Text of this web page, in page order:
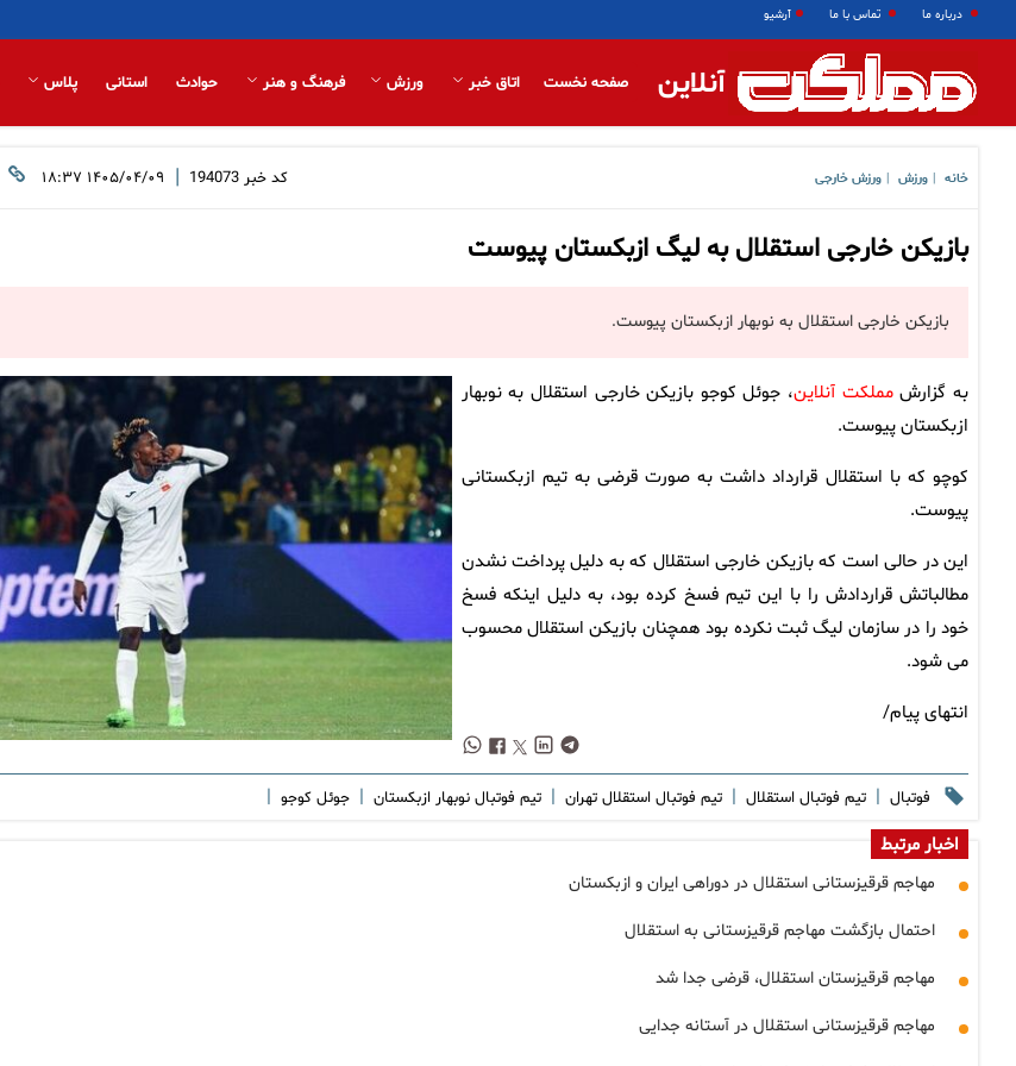
درباره ما تماس با ما آرشیو
آنلاین صفحه نخست اتاق خبر ورزش فرهنگ و هنر حوادث استانی پلاس
خانه ورزش ورزش خارجی کد خبر 194073
| ۱۴۰۵/۰۴/۰۹ ۱۸:۳۷
بازیکن خارجی استقلال به لیگ ازبکستان پیوست
بازیکن خارجی استقلال به نوبهار ازبکستان پیوست.
به گزارشمملکت آنلاین، جوئل کوجو بازیکن خارجی استقلال به نوبهار
ازبکستان پیوست.
کوچو که با استقلال قرارداد داشت به صورت قرضی به تیم ازبکستانی
پیوست.
این در حالی است که بازیکن خارجی استقلال که به دلیل پرداخت نشدن
مطالباتش قراردادش را با این تیم فسخ کرده بود، به دلیل اینکه فسخ
خود را در سازمان لیگ ثبت نکرده بود همچنان بازیکن استقلال محسوب
می شود.
انتهای پیام/
فوتبال | تیم فوتبال استقلال | تیم فوتبال استقلال تهران | تیم فوتبال نوبهار ازبکستان | جوئل کوجو |
اخبار مرتبط
مهاجم قرقیزستانی استقلال در دوراهی ایران و ازبکستان
احتمال بازگشت مهاجم قرقیزستانی به استقلال
مهاجم قرقیزستان استقلال، قرضی جدا شد
مهاجم قرقیزستانی استقلال در آستانه جدایی